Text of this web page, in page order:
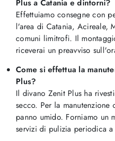
Plus a Catania e dintorni?
Effettuiamo consegne con
l'area di Catania, Acireale,
comuni limitrofi. Il
riceverai un preavviso
Come si effettua la
Plus?
Il divano Zenit Plus ha
secco. Per la
panno umido. Forniamo un
servizi di pulizia periodica a